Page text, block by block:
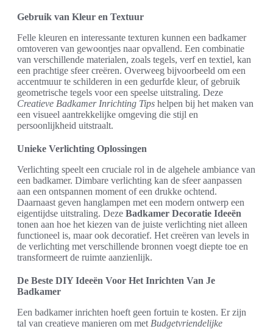
Gebruik van Kleur en Textuur
Felle kleuren en interessante texturen kunnen een badkamer
omtoveren van gewoontjes naar opvallend. Een combinatie
van verschillende materialen, zoals tegels, verf en textiel, kan
een prachtige sfeer creëren. Overweeg bijvoorbeeld om een
accentmuur te schilderen in een gedurfde kleur, of gebruik
geometrische tegels voor een speelse uitstraling. Deze
Creatieve Badkamer Inrichting Tips helpen bij het maken van
een visueel aantrekkelijke omgeving die stijl en
persoonlijkheid uitstraalt.
Unieke Verlichting Oplossingen
Verlichting speelt een cruciale rol in de algehele ambiance van
een badkamer. Dimbare verlichting kan de sfeer aanpassen
aan een ontspannen moment of een drukke ochtend.
Daarnaast geven hanglampen met een modern ontwerp een
eigentijdse uitstraling. Deze Badkamer Decoratie Ideeën
tonen aan hoe het kiezen van de juiste verlichting niet alleen
functioneel is, maar ook decoratief. Het creëren van levels in
de verlichting met verschillende bronnen voegt diepte toe en
transformeert de ruimte aanzienlijk.
De Beste DIY Ideeën Voor Het Inrichten Van Je
Badkamer
Een badkamer inrichten hoeft geen fortuin te kosten. Er zijn
tal van creatieve manieren om met Budgetvriendelijke